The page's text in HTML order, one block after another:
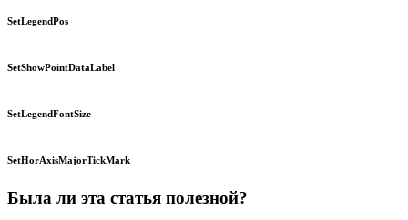
SetLegendPos
SetShowPointDataLabel
SetLegendFontSize
SetHorAxisMajorTickMark
Была ли эта статья полезной?